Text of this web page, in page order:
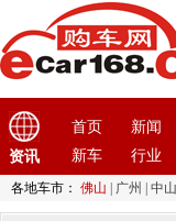
资讯
首页 新闻
新车
行业
各地车市： 佛山 广州 中山